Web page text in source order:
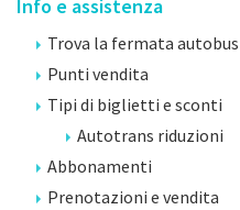
Info e assistenza
Trova la fermata autobus
Punti vendita
Tipi di biglietti e sconti
Autotrans riduzioni
Abbonamenti
Prenotazioni e vendita